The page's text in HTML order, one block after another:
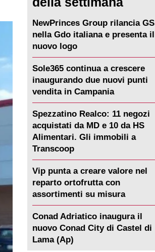
NewPrinces Group rilancia GS
nella Gdo italiana e presenta il
nuovo logo
Sole365 continua a crescere
inaugurando due nuovi punti
vendita in Campania
Spezzatino Realco: 11 negozi
acquistati da MD e 10 da HS
Alimentari. Gli immobili a
Transcoop
Vip punta a creare valore nel
reparto ortofrutta con
assortimenti su misura
Conad Adriatico inaugura il
nuovo Conad City di Castel di
Lama (Ap)